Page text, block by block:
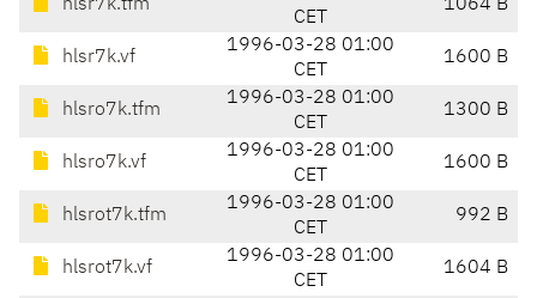
hlsr7k.tfm
CET
1064 B
hlsr7k.vf
1996-03-28 01:00
CET
1600 B
hlsro7k.tfm
1996-03-28 01:00
CET
1300 B
hlsro7k.vf
1996-03-28 01:00
CET
1600 B
hlsrot7k.tfm
1996-03-28 01:00
CET
992 B
hlsrot7k.vf
1996-03-28 01:00
CET
1604 B